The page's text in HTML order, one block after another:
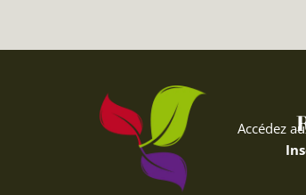
Accédez